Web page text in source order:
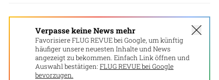
Verpasse keine News mehr
Favorisiere FLUG REVUE bei Google, um künftig
häufiger unsere neuesten Inhalte und News
angezeigt zu bekommen. Einfach Link öffnen und
Auswahl bestätigen: FLUG REVUE bei Google
bevorzugen.